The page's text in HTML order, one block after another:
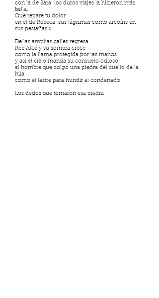
con la de Sara: los duros viajes la hicieron más
bella.
Que repare tu dolor
en el de Rebeca: sus lágrimas como arcoíris en
sus pestañas.»
De las amplias calles regresa
Reb Alcé y su sombra crece
como la llama protegida por las manos
y así el cielo manda su consuelo odioso
al hombre que colgó una piedra del cuello de la
hija
como el lastre para hundir al condenado.
Los dedos que tomaron esa piedra